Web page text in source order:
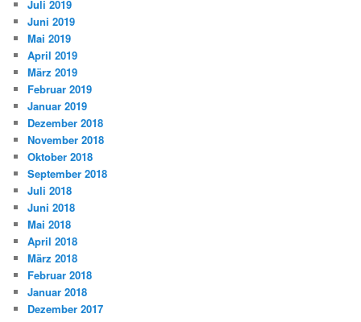
Juli 2019
Juni 2019
Mai 2019
April 2019
März 2019
Februar 2019
Januar 2019
Dezember 2018
November 2018
Oktober 2018
September 2018
Juli 2018
Juni 2018
Mai 2018
April 2018
März 2018
Februar 2018
Januar 2018
Dezember 2017